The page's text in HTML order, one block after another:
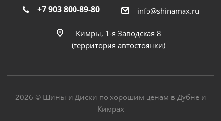
+7 903 800-89-80 info@shinamax.ru
Кимры, 1-я Заводская 8
(территория автостоянки)
2026 © Шины и Диски по хорошим ценам в Дубне и
Кимрах